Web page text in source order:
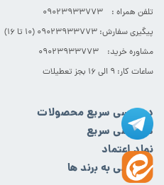
تلفن همراه : 09023933773
پیگیری سفارش: 09023933773 (۱۰ تا ۱۶)
مشاوره خرید: 09023933773
ساعات کار: ۹ الی ۱۶ بجز تعطیلات
دسترسی سریع محصولات
دسترسی سریع
نماد اعتماد
دسترسی به برند ها